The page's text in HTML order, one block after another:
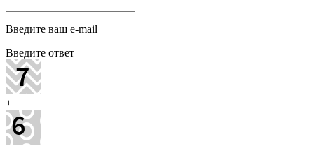
Введите ваш e-mail
Введите ответ
+